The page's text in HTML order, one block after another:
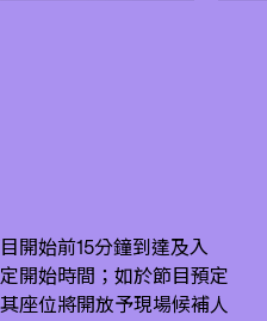
開始前15分鐘到達及入
開始時間；如於節目預定
座位將開放予現場候補人